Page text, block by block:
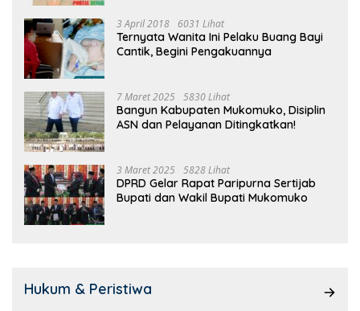
3 April 2018 6031 Lihat
Ternyata Wanita Ini Pelaku Buang Bayi
Cantik, Begini Pengakuannya
7 Maret 2025 5830 Lihat
Bangun Kabupaten Mukomuko, Disiplin
ASN dan Pelayanan Ditingkatkan!
3 Maret 2025 5828 Lihat
DPRD Gelar Rapat Paripurna Sertijab
Bupati dan Wakil Bupati Mukomuko
Hukum & Peristiwa